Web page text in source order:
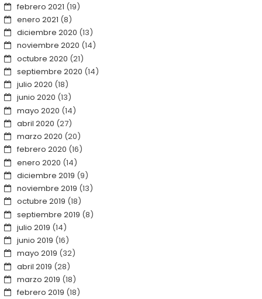
febrero 2021 (19)
enero 2021 (8)
diciembre 2020 (13)
noviembre 2020 (14)
octubre 2020 (21)
septiembre 2020 (14)
julio 2020 (18)
junio 2020 (13)
mayo 2020 (14)
abril 2020 (27)
marzo 2020 (20)
febrero 2020 (16)
enero 2020 (14)
diciembre 2019 (9)
noviembre 2019 (13)
octubre 2019 (18)
septiembre 2019 (8)
julio 2019 (14)
junio 2019 (16)
mayo 2019 (32)
abril 2019 (28)
marzo 2019 (18)
febrero 2019 (18)